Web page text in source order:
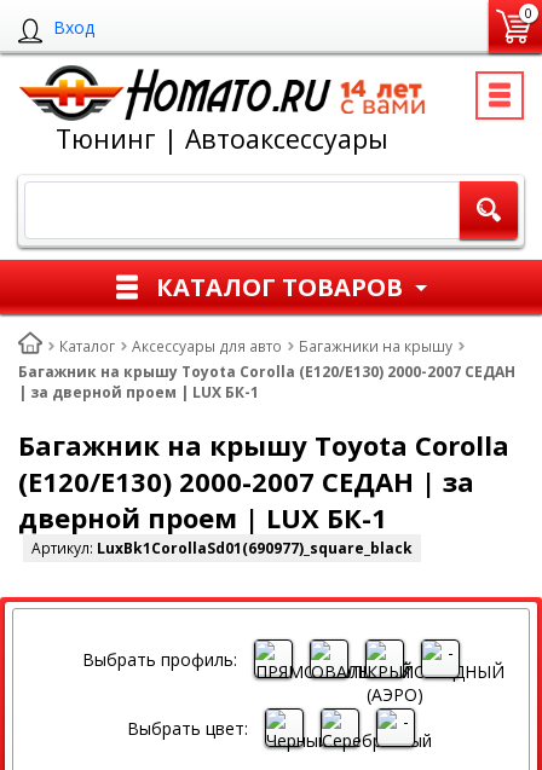
Вход
0
Тюнинг | Автоаксессуары
КАТАЛОГ ТОВАРОВ
Каталог Аксессуары для авто
Багажники на крышу
Багажник на крышу Toyota Corolla (E120/E130) 2000-2007 СЕДАН
| за дверной проем | LUX БК-1
Багажник на крышу Toyota Corolla
(E120/E130) 2000-2007 СЕДАН | за
дверной проем | LUX БК-1
Артикул: LuxBk1CorollaSd01(690977)_square_black
СКИДКА
Выбрать профиль:
Выбрать цвет: